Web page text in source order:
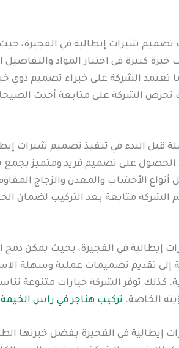
شبرات إيطالية في الفجيرة، حيث
كبيرة في اختيار المواد
الشركة على خبراء تصميم ذوي
الشركة على متابعة أحدث
البدء في تنفيذ تصميم شبرات
على تصميم فريد ومتميز يجمع
الأخشاب والمعدن والزجاج
الشركة متابعة بعد التركيب لضمان
في الفجيرة، بحيث يمكن دمج
إلى تقديم تصميمات عملية وسهلة
كذلك توفر الشركة خيارات متنوعة
الخاصة. تركيب هناجر في راس الخيمة
إيطالية في الفجيرة بفضل خبرتها